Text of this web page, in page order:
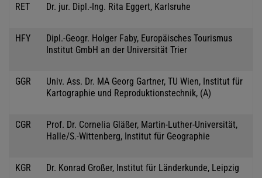
RET Dr. jur. Dipl.-Ing. Rita Eggert, Karlsruhe
HFY
Dipl.-Geogr. Holger Faby, Europäisches Tourismus
Institut GmbH an der Universität Trier
GGR
Univ. Ass. Dr. MA Georg Gartner, TU Wien, Institut für
Kartographie und Reproduktionstechnik, (A)
CGR
Prof. Dr. Cornelia Gläßer, Martin-Luther-Universität,
Halle/S.-Wittenberg, Institut für Geographie
KGR Dr. Konrad Großer, Institut für Länderkunde, Leipzig